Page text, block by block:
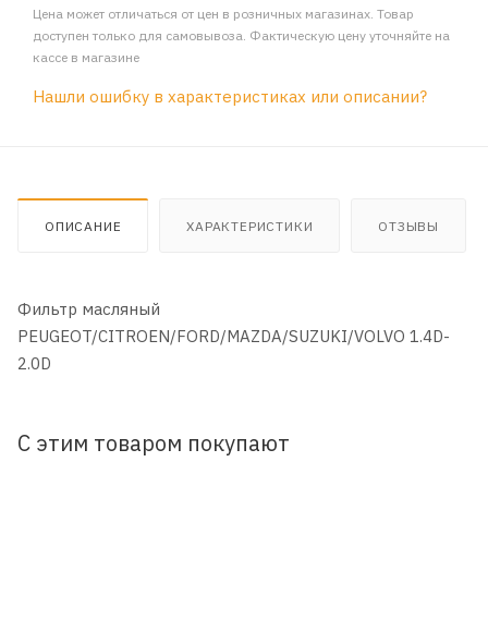
Цена может отличаться от цен в розничных магазинах. Товар
доступен только для самовывоза. Фактическую цену уточняйте на
кассе в магазине
Нашли ошибку в характеристиках или описании?
ОПИСАНИЕ ХАРАКТЕРИСТИКИ ОТЗЫВЫ
Фильтр масляный
PEUGEOT/CITROEN/FORD/MAZDA/SUZUKI/VOLVO 1.4D-
2.0D
С этим товаром покупают